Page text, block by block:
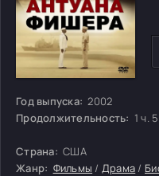
Год выпуска: 2002
Продолжительность: 1 ч.
Страна: США
Жанр: Фильмы / Драма /